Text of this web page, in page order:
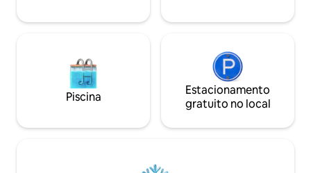
Piscina
Estacionamento
gratuito no local